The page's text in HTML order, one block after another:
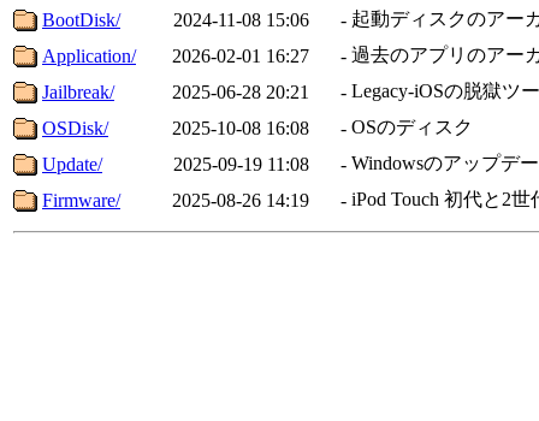
BootDisk/
2024-11-08 15:06 - 起動ディスクのアー
Application/
2026-02-01 16:27 - 過去のアプリのアー
Jailbreak/
2025-06-28 20:21 - Legacy-iOSの脱獄ツ
OSDisk/
2025-10-08 16:08 - OSのディスク
Update/
2025-09-19 11:08 - Windowsのアップデ
Firmware/
2025-08-26 14:19 - iPod Touch 初代と2